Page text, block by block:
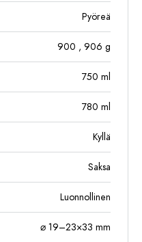
Pyöreä
900 , 906 g
750 ml
780 ml
Kyllä
Saksa
Luonnollinen
⌀ 19–23×33 mm